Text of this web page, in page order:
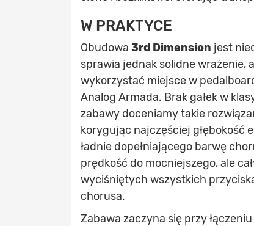
W PRAKTYCE
Obudowa 3rd Dimension jest
sprawia jednak solidne wrażenie,
wykorzystać miejsce w
Analog Armada. Brak gałek w
zabawy doceniamy takie
korygując najczęściej głębokość
ładnie dopełniającego barwę
prędkość do mocniejszego, ale
wyciśniętych wszystkich
chorusa.
Zabawa zaczyna się przy